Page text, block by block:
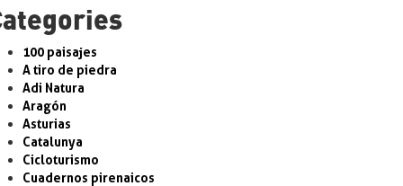
100 paisajes
A tiro de piedra
Adi Natura
Aragón
Asturias
Catalunya
Cicloturismo
Cuadernos pirenaicos